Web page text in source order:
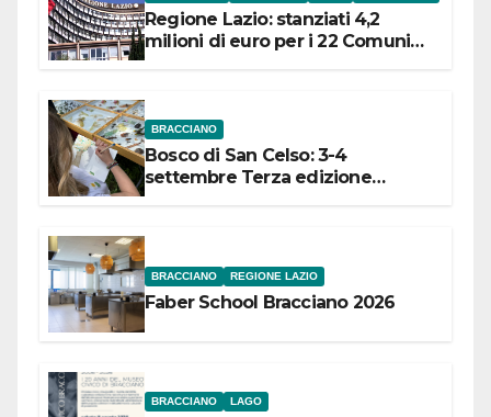
Regione Lazio: stanziati 4,2
milioni di euro per i 22 Comuni
BRACCIANO
Bosco di San Celso: 3-4
settembre Terza edizione
BRACCIANO REGIONE LAZIO
Faber School Bracciano 2026
BRACCIANO LAGO